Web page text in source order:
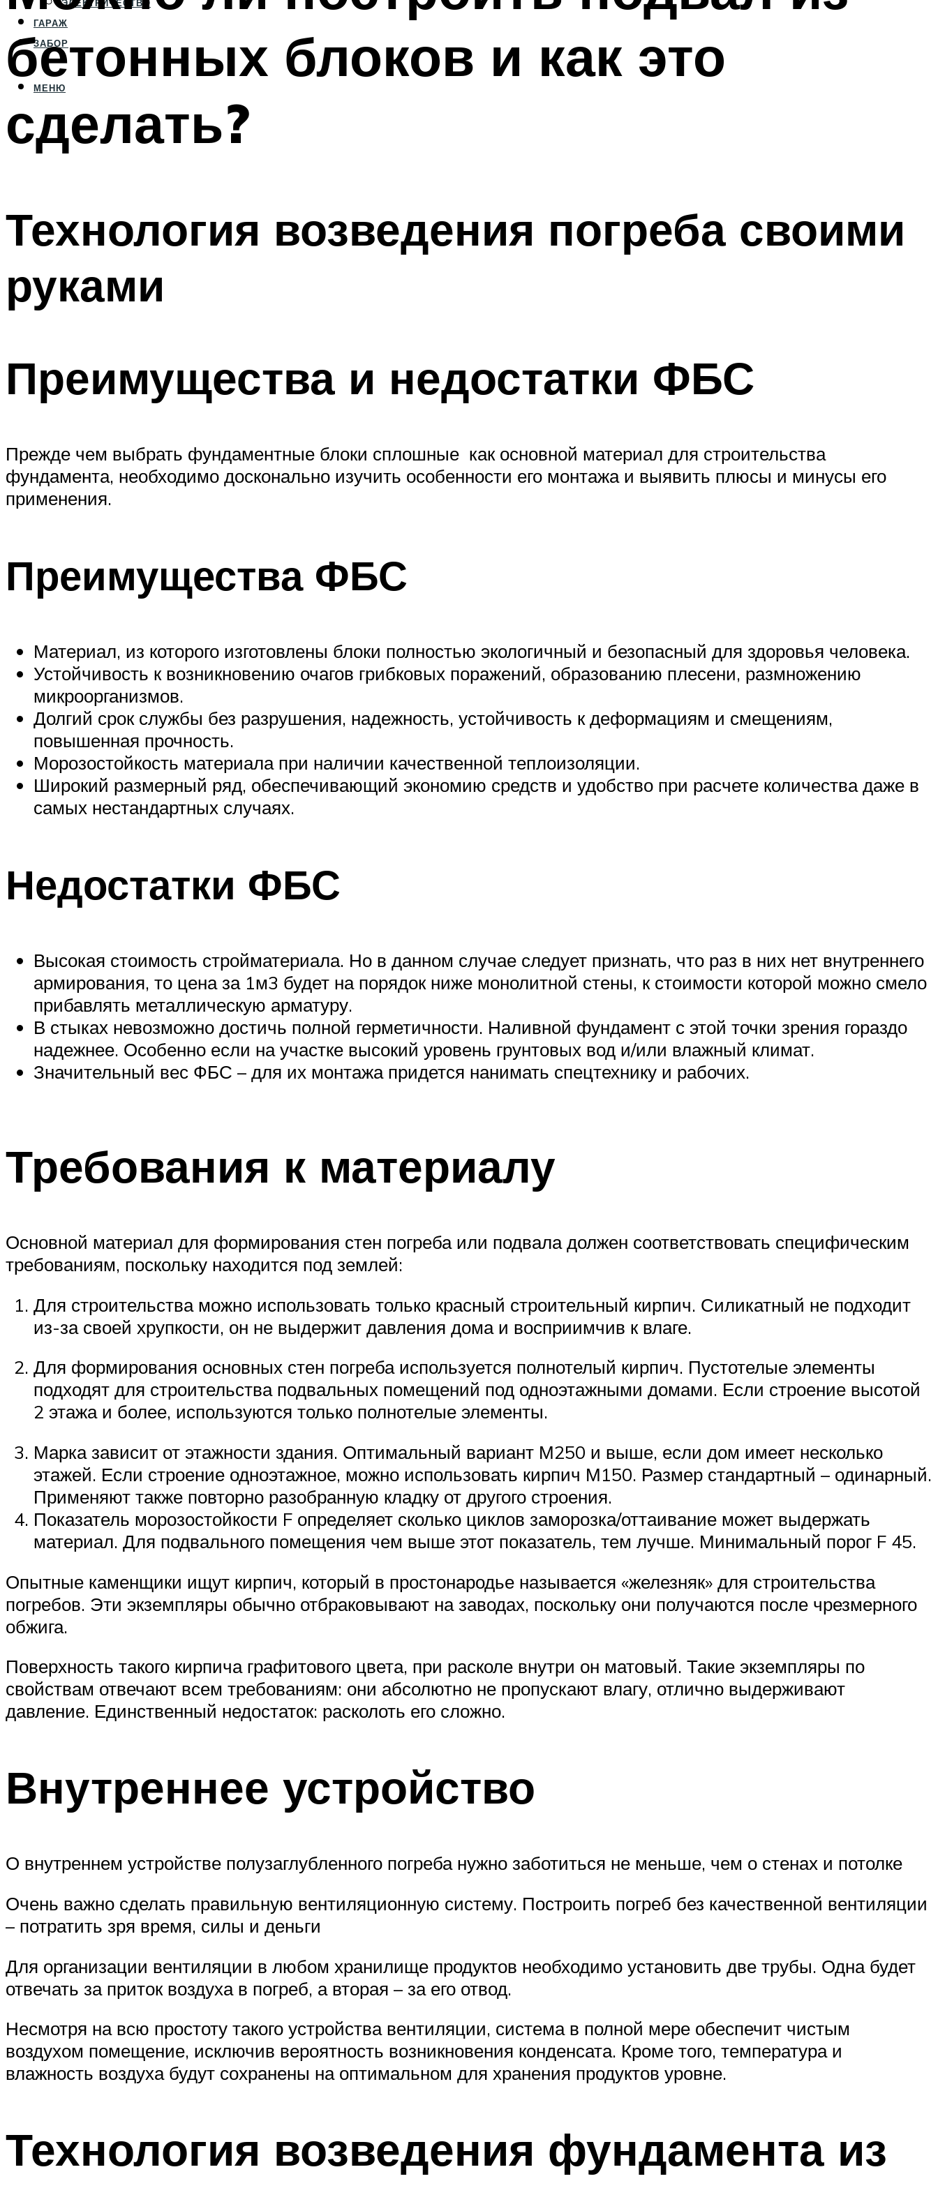
ЭЛЕКТРИЧЕСТВО
ГАРАЖ
ЗАБОР
МЕНЮ
бетонных блоков и как это
сделать?
Технология возведения погреба своими
руками
Преимущества и недостатки ФБС
Прежде чем выбрать фундаментные блоки сплошные как основной материал для строительства
фундамента, необходимо досконально изучить особенности его монтажа и выявить плюсы и минусы его
применения.
Преимущества ФБС
Материал, из которого изготовлены блоки полностью экологичный и безопасный для здоровья человека.
Устойчивость к возникновению очагов грибковых поражений, образованию плесени, размножению
микроорганизмов.
Долгий срок службы без разрушения, надежность, устойчивость к деформациям и смещениям,
повышенная прочность.
Морозостойкость материала при наличии качественной теплоизоляции.
Широкий размерный ряд, обеспечивающий экономию средств и удобство при расчете количества даже в
самых нестандартных случаях.
Недостатки ФБС
Высокая стоимость стройматериала. Но в данном случае следует признать, что раз в них нет внутреннего
армирования, то цена за 1м3 будет на порядок ниже монолитной стены, к стоимости которой можно смело
прибавлять металлическую арматуру.
В стыках невозможно достичь полной герметичности. Наливной фундамент с этой точки зрения гораздо
надежнее. Особенно если на участке высокий уровень грунтовых вод и/или влажный климат.
Значительный вес ФБС – для их монтажа придется нанимать спецтехнику и рабочих.
Требования к материалу
Основной материал для формирования стен погреба или подвала должен соответствовать специфическим
требованиям, поскольку находится под землей:
Для строительства можно использовать только красный строительный кирпич. Силикатный не подходит
из-за своей хрупкости, он не выдержит давления дома и восприимчив к влаге.
Для формирования основных стен погреба используется полнотелый кирпич. Пустотелые элементы
подходят для строительства подвальных помещений под одноэтажными домами. Если строение высотой
2 этажа и более, используются только полнотелые элементы.
Марка зависит от этажности здания. Оптимальный вариант М250 и выше, если дом имеет несколько
этажей. Если строение одноэтажное, можно использовать кирпич М150. Размер стандартный – одинарный.
Применяют также повторно разобранную кладку от другого строения.
Показатель морозостойкости F определяет сколько циклов заморозка/оттаивание может выдержать
материал. Для подвального помещения чем выше этот показатель, тем лучше. Минимальный порог F 45.
Опытные каменщики ищут кирпич, который в простонародье называется «железняк» для строительства
погребов. Эти экземпляры обычно отбраковывают на заводах, поскольку они получаются после чрезмерного
обжига.
Поверхность такого кирпича графитового цвета, при расколе внутри он матовый. Такие экземпляры по
свойствам отвечают всем требованиям: они абсолютно не пропускают влагу, отлично выдерживают
давление. Единственный недостаток: расколоть его сложно.
Внутреннее устройство
О внутреннем устройстве полузаглубленного погреба нужно заботиться не меньше, чем о стенах и потолке
Очень важно сделать правильную вентиляционную систему. Построить погреб без качественной вентиляции
– потратить зря время, силы и деньги
Для организации вентиляции в любом хранилище продуктов необходимо установить две трубы. Одна будет
отвечать за приток воздуха в погреб, а вторая – за его отвод.
Несмотря на всю простоту такого устройства вентиляции, система в полной мере обеспечит чистым
воздухом помещение, исключив вероятность возникновения конденсата. Кроме того, температура и
влажность воздуха будут сохранены на оптимальном для хранения продуктов уровне.
Технология возведения фундамента из